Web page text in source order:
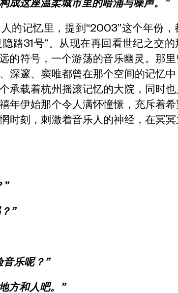
成这座温柔城市里的暗涌与噪声。”
的记忆里，提到“2003”这个年份，
隐路31号”。从现在再回看世纪之交
的符号，一个游荡的音乐幽灵。那
深邃、窦唯都曾在那个空间的记忆
承载着杭州摇滚记忆的大院，同时
年伊始那个令人满怀憧憬，充斥着
时刻，刺激着音乐人的神经，在冥
”
”
音乐呢？”
方和人吧。”